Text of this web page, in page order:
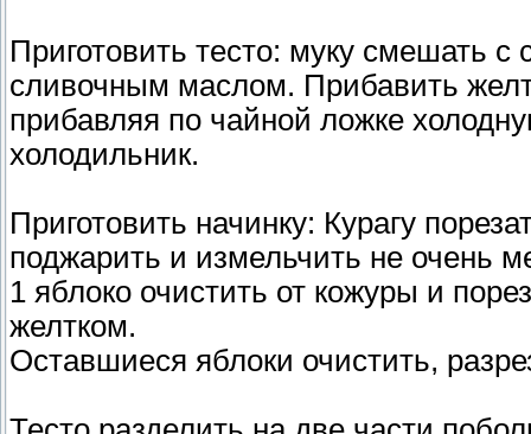
Приготовить тесто: муку смешать с
сливочным маслом. Прибавить
прибавляя по чайной ложке
холодильник.
Приготовить начинку: Курагу
поджарить и измельчить не очень
1 яблоко очистить от кожуры и
желтком.
Оставшиеся яблоки очистить,